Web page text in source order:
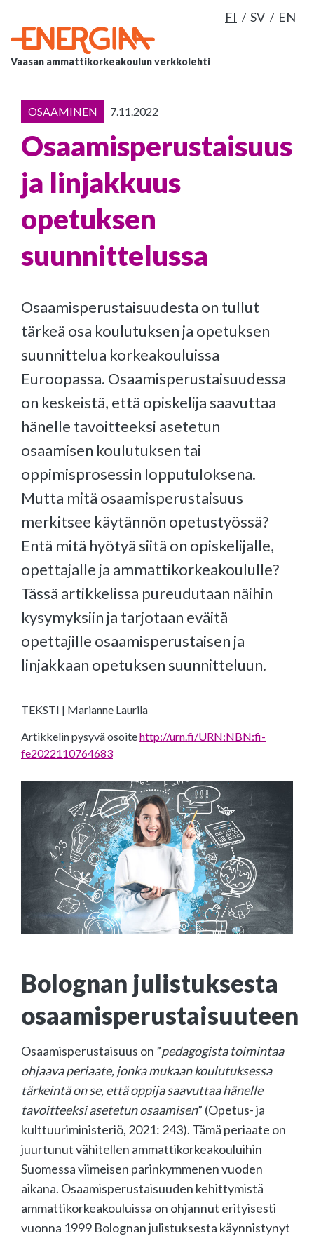
FI SV EN
Vaasan ammattikorkeakoulun verkkolehti
OSAAMINEN 7.11.2022
Osaamisperustaisuus
ja linjakkuus
opetuksen
suunnittelussa
Osaamisperustaisuudesta on tullut
tärkeä osa koulutuksen ja opetuksen
suunnittelua korkeakouluissa
Euroopassa. Osaamisperustaisuudessa
on keskeistä, että opiskelija saavuttaa
hänelle tavoitteeksi asetetun
osaamisen koulutuksen tai
oppimisprosessin lopputuloksena.
Mutta mitä osaamisperustaisuus
merkitsee käytännön opetustyössä?
Entä mitä hyötyä siitä on opiskelijalle,
opettajalle ja ammattikorkeakoululle?
Tässä artikkelissa pureudutaan näihin
kysymyksiin ja tarjotaan eväitä
opettajille osaamisperustaisen ja
linjakkaan opetuksen suunnitteluun.
TEKSTI | Marianne Laurila
Artikkelin pysyvä osoitehttp://urn.fi/URN:NBN:fi-
fe2022110764683
Bolognan julistuksesta
osaamisperustaisuuteen
Osaamisperustaisuus on ”pedagogista toimintaa
ohjaava periaate, jonka mukaan koulutuksessa
tärkeintä on se, että oppija saavuttaa hänelle
tavoitteeksi asetetun osaamisen” (Opetus- ja
kulttuuriministeriö, 2021: 243). Tämä periaate on
juurtunut vähitellen ammattikorkeakouluihin
Suomessa viimeisen parinkymmenen vuoden
aikana. Osaamisperustaisuuden kehittymistä
ammattikorkeakouluissa on ohjannut erityisesti
vuonna 1999 Bolognan julistuksesta käynnistynyt